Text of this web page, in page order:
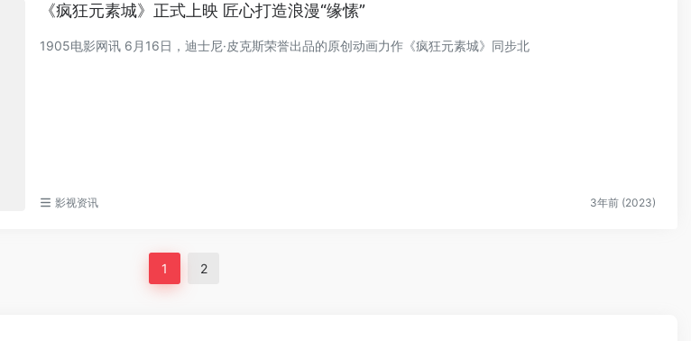
《疯狂元素城》正式上映 匠心打造浪漫“缘愫”
1905电影网讯 6月16日，迪士尼·皮克斯荣誉出品的原创动画力作《疯狂元素城》同步北
影视资讯 3年前 (2023)
1 2